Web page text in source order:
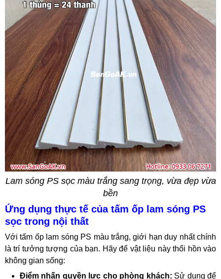
Lam sóng PS sọc màu trắng sang trọng, vừa đẹp vừa
bền
Ứng dụng thực tế của tấm ốp lam sóng PS
sọc trong nội thất
Với tấm ốp lam sóng PS màu trắng, giới hạn duy nhất chính
là trí tưởng tượng của bạn. Hãy để vật liệu này thổi hồn vào
không gian sống:
Điểm nhấn quyền lực cho phòng khách: Sử dụng để